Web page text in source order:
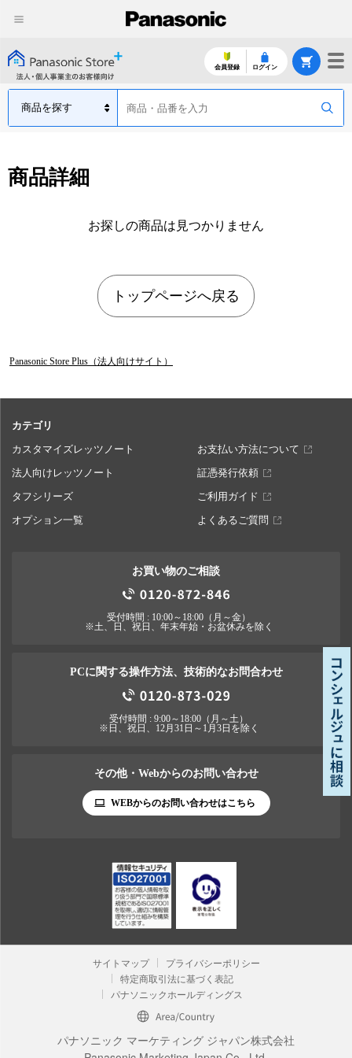
会員登録 ログイン
商品詳細
お探しの商品は見つかりません
トップページへ戻る
Panasonic Store Plus（法人向けサイト）
カテゴリ
カスタマイズレッツノート
お支払い方法について
法人向けレッツノート
証憑発行依頼
タフシリーズ
ご利用ガイド
オプション一覧
よくあるご質問
お買い物のご相談
受付時間 : 10:00～18:00（月～金）
※土、日、祝日、年末年始・お盆休みを除く
PCに関する操作方法、技術的なお問合わせ
受付時間 : 9:00～18:00（月～土）
※日、祝日、12月31日～1月3日を除く
その他・Webからのお問い合わせ
WEBからのお問い合わせはこちら
サイトマップ
プライバシーポリシー
特定商取引法に基づく表記
パナソニックホールディングス
パナソニック マーケティング ジャパン株式会社